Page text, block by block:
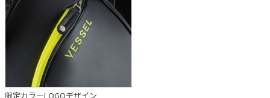
限定カラーLOGOデザイン